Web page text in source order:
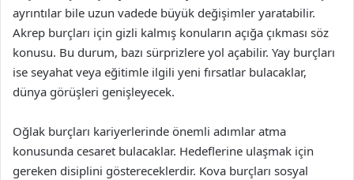
ayrıntılar bile uzun vadede büyük değişimler yaratabilir.
Akrep burçları için gizli kalmış konuların açığa çıkması söz
konusu. Bu durum, bazı sürprizlere yol açabilir. Yay burçları
ise seyahat veya eğitimle ilgili yeni fırsatlar bulacaklar,
dünya görüşleri genişleyecek.
Oğlak burçları kariyerlerinde önemli adımlar atma
konusunda cesaret bulacaklar. Hedeflerine ulaşmak için
gereken disiplini göstereceklerdir. Kova burçları sosyal